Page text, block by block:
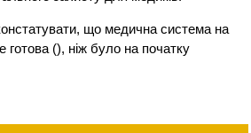
що медична система на
готова (), ніж було на початку